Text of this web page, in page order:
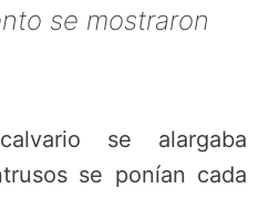
se mostraron
se alargaba
se ponían cada